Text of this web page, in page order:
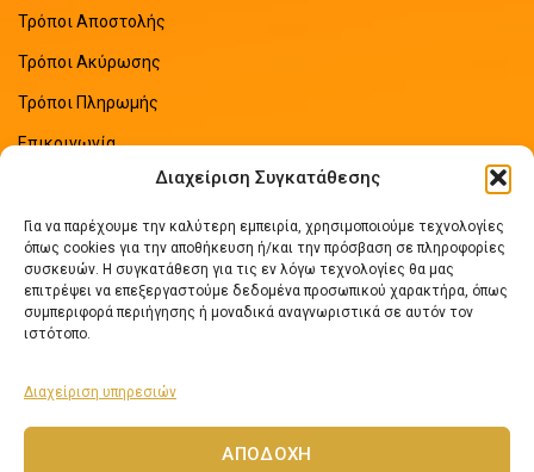
Διαχείριση Συγκατάθεσης
Για να παρέχουμε την καλύτερη εμπειρία, χρησιμοποιούμε τεχνολογίες
όπως cookies για την αποθήκευση ή/και την πρόσβαση σε πληροφορίες
συσκευών. Η συγκατάθεση για τις εν λόγω τεχνολογίες θα μας
επιτρέψει να επεξεργαστούμε δεδομένα προσωπικού χαρακτήρα, όπως
συμπεριφορά περιήγησης ή μοναδικά αναγνωριστικά σε αυτόν τον
ιστότοπο.
Διαχείριση υπηρεσιών
ΑΠΟΔΟΧΉ
Τρόποι Αποστολής
Τρόποι Ακύρωσης
Τρόποι Πληρωμής
Επικοινωνία
ΠΡΟΣΦΑΤΑ ΑΡΘΡΑ
Οδηγός Εξοικονόμησης Ενέργειας
No Comments
Πως να επιλέξετε ηλιακό θερμοσίφωνα